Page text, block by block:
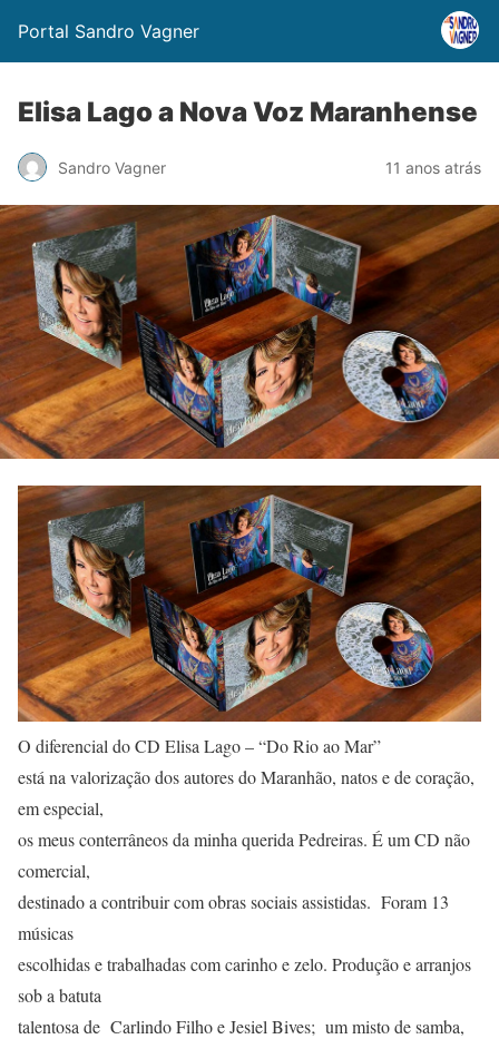
Portal Sandro Vagner
Elisa Lago a Nova Voz Maranhense
Sandro Vagner 11 anos atrás
O diferencial do CD Elisa Lago – “Do Rio ao Mar”
está na valorização dos autores do Maranhão, natos e de coração,
em especial,
os meus conterrâneos da minha querida Pedreiras. É um CD não
comercial,
destinado a contribuir com obras sociais assistidas. Foram 13
músicas
escolhidas e trabalhadas com carinho e zelo. Produção e arranjos
sob a batuta
talentosa de Carlindo Filho e Jesiel Bives; um misto de samba,